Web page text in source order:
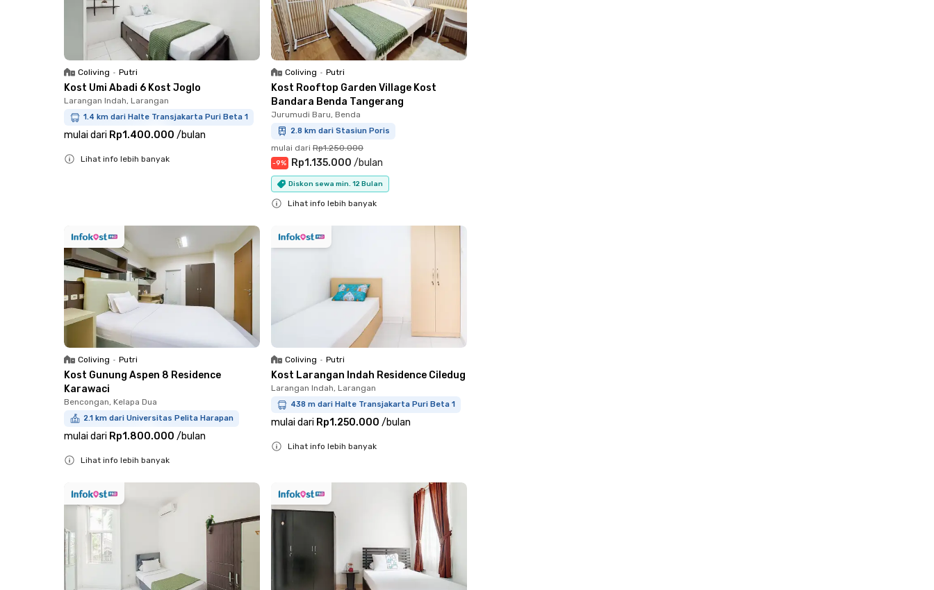
Coliving • Putri
Kost Umi Abadi 6 Kost Joglo
Larangan Indah, Larangan
1.4 km dari Halte Transjakarta Puri Beta 1
mulai dari Rp1.400.000 /bulan
Lihat info lebih banyak
Coliving • Putri
Kost Rooftop Garden Village Kost
Bandara Benda Tangerang
Jurumudi Baru, Benda
2.8 km dari Stasiun Poris
mulai dari Rp1.250.000
-9% Rp1.135.000 /bulan
Diskon sewa min. 12 Bulan
Lihat info lebih banyak
Coliving • Putri
Kost Gunung Aspen 8 Residence
Karawaci
Bencongan, Kelapa Dua
2.1 km dari Universitas Pelita Harapan
mulai dari Rp1.800.000 /bulan
Lihat info lebih banyak
Coliving • Putri
Kost Larangan Indah Residence Ciledug
Larangan Indah, Larangan
438 m dari Halte Transjakarta Puri Beta 1
mulai dari Rp1.250.000 /bulan
Lihat info lebih banyak